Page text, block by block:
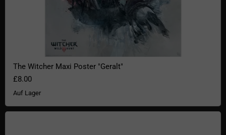
The Witcher Maxi Poster "Geralt"
£8.00
Auf Lager